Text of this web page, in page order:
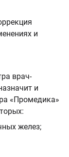
и
врач-
и
«Промедика»
желез;